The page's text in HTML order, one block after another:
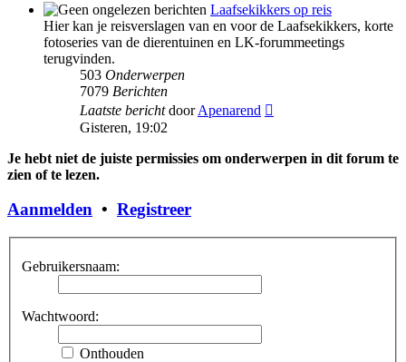
Laafsekikkers op reis
Hier kan je reisverslagen van en voor de Laafsekikkers, korte
fotoseries van de dierentuinen en LK-forummeetings
terugvinden.
503 Onderwerpen
7079 Berichten
Laatste berichtdoorApenarend
Gisteren, 19:02
Je hebt niet de juiste permissies om onderwerpen in dit forum te
zien of te lezen.
Aanmelden • Registreer
Gebruikersnaam:
Wachtwoord:
Onthouden